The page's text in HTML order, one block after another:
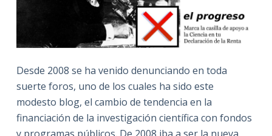
Desde 2008 se ha venido denunciando en toda
suerte foros, uno de los cuales ha sido este
modesto blog, el cambio de tendencia en la
financiación de la investigación científica con fondos